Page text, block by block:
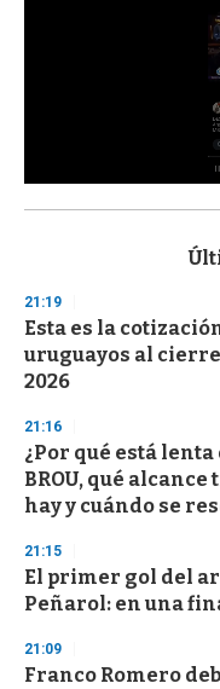
s
d
s
o
f
3
s
c
o
n
21:19
Esta es la
uruguayos al
2026
21:16
¿Por qué está
BROU, qué
hay y cuándo se
21:15
El primer gol del
Peñarol: en una
21:09
Franco Romero